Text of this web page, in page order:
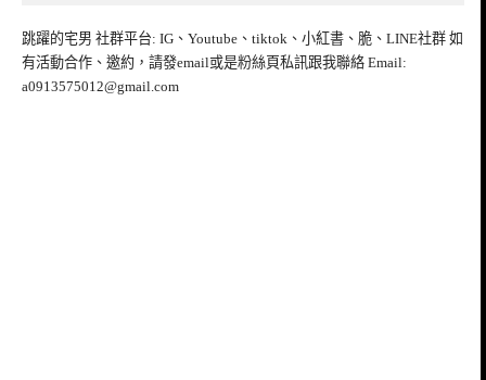
跳躍的宅男 社群平台: IG、Youtube、tiktok、小紅書、脆、LINE社群 如
有活動合作、邀約，請發email或是粉絲頁私訊跟我聯絡 Email:
a0913575012@gmail.com